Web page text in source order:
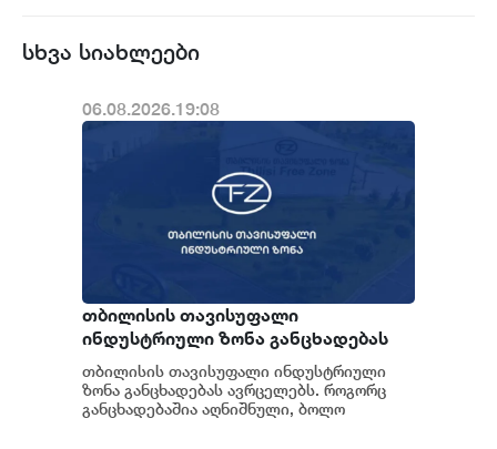
სხვა სიახლეები
06.08.2026.19:08
თბილისის თავისუფალი
ინდუსტრიული ზონა განცხადებას
ავრცელებს
თბილისის თავისუფალი ინდუსტრიული
ზონა განცხადებას ავრცელებს. როგორც
განცხადებაშია აღნიშნული, ბოლო